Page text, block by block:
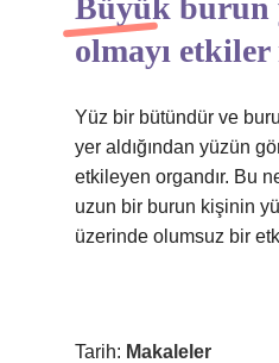
Büyük burun
olmayı etkiler
Yüz bir bütündür ve
yer aldığından yüzün
etkileyen organdır. Bu
uzun bir burun kişinin
üzerinde olumsuz bir
Tarih: Makaleler